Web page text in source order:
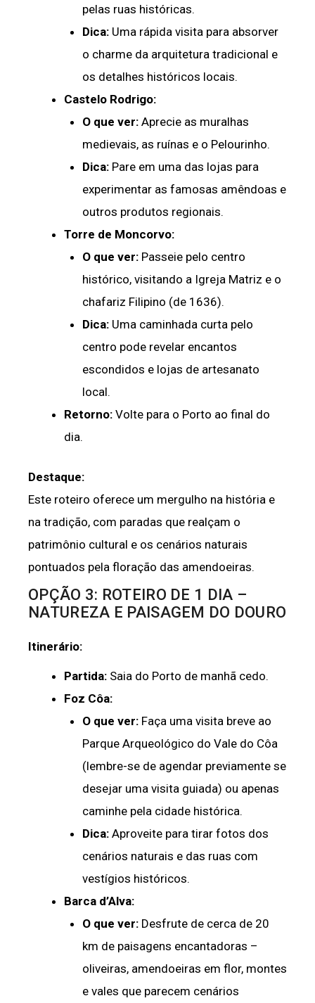
pelas ruas históricas.
Dica:Uma rápida visita para absorver
o charme da arquitetura tradicional e
os detalhes históricos locais.
Castelo Rodrigo:
O que ver:Aprecie as muralhas
medievais, as ruínas e o Pelourinho.
Dica:Pare em uma das lojas para
experimentar as famosas amêndoas e
outros produtos regionais.
Torre de Moncorvo:
O que ver:Passeie pelo centro
histórico, visitando a Igreja Matriz e o
chafariz Filipino (de 1636).
Dica:Uma caminhada curta pelo
centro pode revelar encantos
escondidos e lojas de artesanato
local.
Retorno: Volte para o Porto ao final do
dia.
Destaque:
Este roteiro oferece um mergulho na história e
na tradição, com paradas que realçam o
patrimônio cultural e os cenários naturais
pontuados pela floração das amendoeiras.
OPÇÃO 3: ROTEIRO DE 1 DIA –
NATUREZA E PAISAGEM DO DOURO
Itinerário:
Partida: Saia do Porto de manhã cedo.
Foz Côa:
O que ver:Faça uma visita breve ao
Parque Arqueológico do Vale do Côa
(lembre-se de agendar previamente se
desejar uma visita guiada) ou apenas
caminhe pela cidade histórica.
Dica:Aproveite para tirar fotos dos
cenários naturais e das ruas com
vestígios históricos.
Barca d’Alva:
O que ver:Desfrute de cerca de 20
km de paisagens encantadoras –
oliveiras, amendoeiras em flor, montes
e vales que parecem cenários